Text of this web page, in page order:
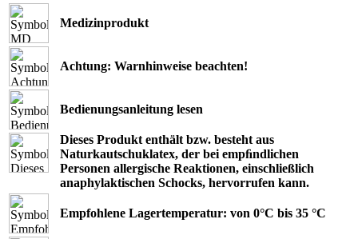
Medizinprodukt
Achtung: Warnhinweise beachten!
Bedienungsanleitung lesen
Dieses Produkt enthält bzw. besteht aus
Naturkautschuklatex, der bei empﬁndlichen
Personen allergische Reaktionen, einschließlich
anaphylaktischen Schocks, hervorrufen kann.
Empfohlene Lagertemperatur: von 0°C bis 35 °C